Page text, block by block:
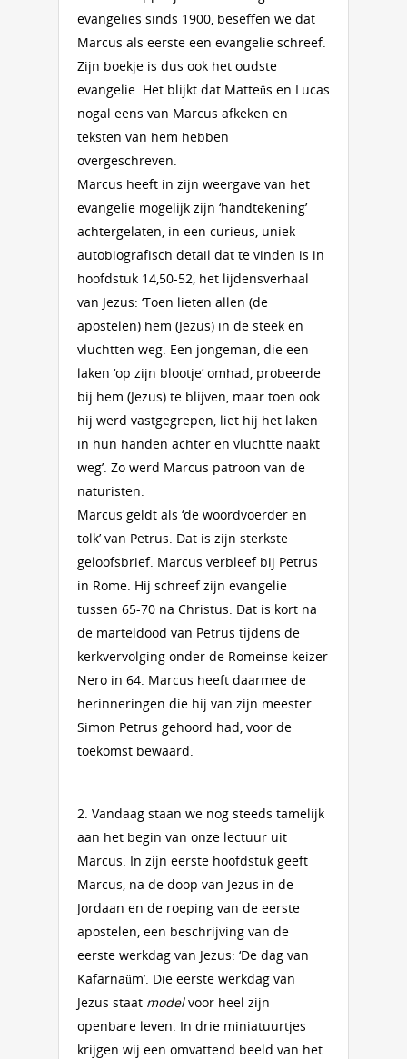
evangelies sinds 1900, beseffen we dat
Marcus als eerste een evangelie schreef.
Zijn boekje is dus ook het oudste
evangelie. Het blijkt dat Matteüs en Lucas
nogal eens van Marcus afkeken en
teksten van hem hebben
overgeschreven.
Marcus heeft in zijn weergave van het
evangelie mogelijk zijn ‘handtekening’
achtergelaten, in een curieus, uniek
autobiografisch detail dat te vinden is in
hoofdstuk 14,50-52, het lijdensverhaal
van Jezus: ‘Toen lieten allen (de
apostelen) hem (Jezus) in de steek en
vluchtten weg. Een jongeman, die een
laken ‘op zijn blootje’ omhad, probeerde
bij hem (Jezus) te blijven, maar toen ook
hij werd vastgegrepen, liet hij het laken
in hun handen achter en vluchtte naakt
weg’. Zo werd Marcus patroon van de
naturisten.
Marcus geldt als ‘de woordvoerder en
tolk’ van Petrus. Dat is zijn sterkste
geloofsbrief. Marcus verbleef bij Petrus
in Rome. Hij schreef zijn evangelie
tussen 65-70 na Christus. Dat is kort na
de marteldood van Petrus tijdens de
kerkvervolging onder de Romeinse keizer
Nero in 64. Marcus heeft daarmee de
herinneringen die hij van zijn meester
Simon Petrus gehoord had, voor de
toekomst bewaard.
2. Vandaag staan we nog steeds tamelijk
aan het begin van onze lectuur uit
Marcus. In zijn eerste hoofdstuk geeft
Marcus, na de doop van Jezus in de
Jordaan en de roeping van de eerste
apostelen, een beschrijving van de
eerste werkdag van Jezus: ‘De dag van
Kafarnaüm’. Die eerste werkdag van
Jezus staat modelvoor heel zijn
openbare leven. In drie miniatuurtjes
krijgen wij een omvattend beeld van het